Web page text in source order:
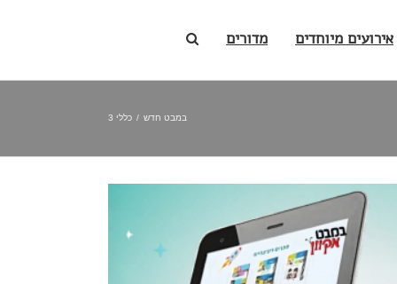
אירועים מיוחדים מדורים
במבט חדש / כללי 3